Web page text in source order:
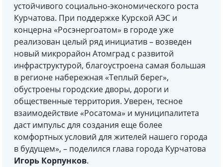
устойчивого социально-экономического роста
Курчатова. При поддержке Курской АЭС и
концерна «Росэнергоатом» в городе уже
реализован целый ряд инициатив – возведен
новый микрорайон Атомград с развитой
инфраструктурой, благоустроена самая большая
в регионе набережная «Теплый берег»,
обустроены городские дворы, дороги и
общественные территория. Уверен, тесное
взаимодействие «Росатома» и муниципалитета
даст импульс для создания еще более
комфортных условий для жителей нашего города
в будущем», – поделился глава города Курчатова
Игорь Корпунков.